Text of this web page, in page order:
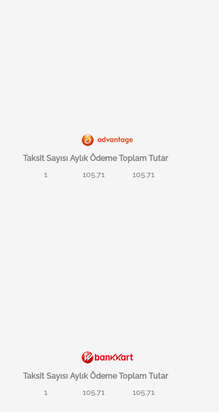
Taksit Sayısı Aylık Ödeme Toplam Tutar
1
105.71 105.71
Taksit Sayısı Aylık Ödeme Toplam Tutar
1
105.71 105.71